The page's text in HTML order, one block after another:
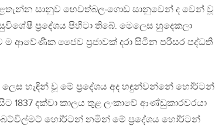
සානුව හෙවත්බලංගොඩ සානුවෙන් ද වෙන් වූ
ප‍්‍රදේශය පිහිටා තිබේ. මෙලෙස හුදෙකලා
ආවේණික ජෛව ප‍්‍රජාවක් දරා සිටින පරිසර පද්ධති
හැඳින් වූ මේ ප‍්‍රදේශය අද හඳුන්වන්නේ හෝර්ටන්
1837 දක්වා කාලය තුළ ලංකාවේ ආණ්ඩුකාරවරයා
හෝර්ටන් නමින් මේ ප‍්‍රදේශය හෝර්ටන්